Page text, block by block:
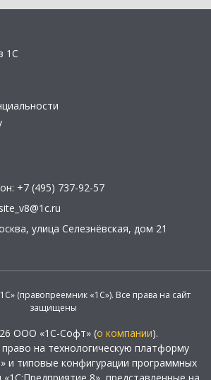
1С
+7 (495) 737-92-57
site_v8@1c.ru
, улица Селезнёвская, дом 21
(правопреемник «1С»). Все права на сайт
защищены
ООО «1С-Софт» (о компании).
на технологическую платформу
и типовые конфигурации программных